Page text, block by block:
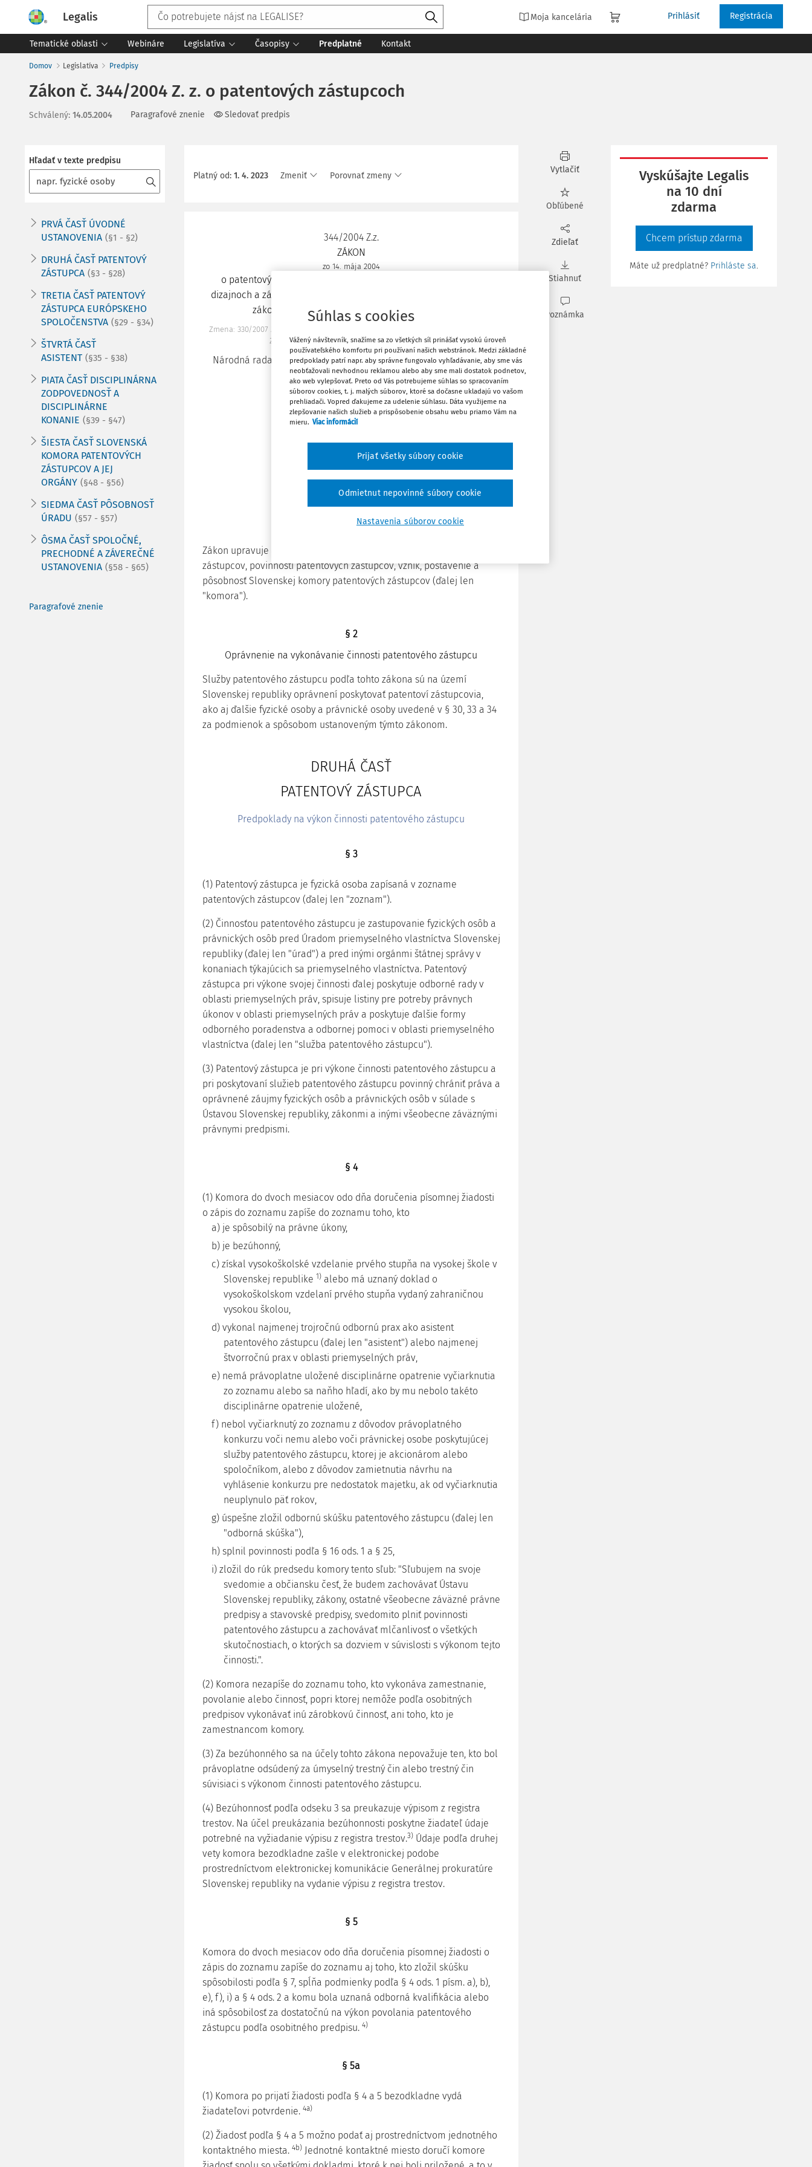
Legalis Moja kancelária Prihlásiť Registrácia
Tematické oblasti Webináre Legislatíva Časopisy Predplatné Kontakt
Domov Legislatíva Predpisy
Zákon č. 344/2004 Z. z. o patentových zástupcoch
Schválený: 14.05.2004 Paragrafové znenie Sledovať predpis
Hľadať v texte predpisu
PRVÁ ČASŤ ÚVODNÉ
USTANOVENIA (§1 - §2)
DRUHÁ ČASŤ PATENTOVÝ
ZÁSTUPCA (§3 - §28)
TRETIA ČASŤ PATENTOVÝ
ZÁSTUPCA EURÓPSKEHO
SPOLOČENSTVA (§29 - §34)
ŠTVRTÁ ČASŤ
ASISTENT (§35 - §38)
PIATA ČASŤ DISCIPLINÁRNA
ZODPOVEDNOSŤ A
DISCIPLINÁRNE
KONANIE (§39 - §47)
ŠIESTA ČASŤ SLOVENSKÁ
KOMORA PATENTOVÝCH
ZÁSTUPCOV A JEJ
ORGÁNY (§48 - §56)
SIEDMA ČASŤ PÔSOBNOSŤ
ÚRADU (§57 - §57)
ÔSMA ČASŤ SPOLOČNÉ,
PRECHODNÉ A ZÁVEREČNÉ
USTANOVENIA (§58 - §65)
Paragrafové znenie
Platný od: 1. 4. 2023 Zmeniť Porovnať zmeny
344/2004 Z.z.
ZÁKON
zo 14. mája 2004
o patentových zástupcoch, o zmene zákona č. 444/2002 Z.z. o
dizajnoch a zákona č. 55/1997 Z.z. o ochranných známkach v znení
zákona č. 577/2001 Z.z. a zákona č. 14/2004 Z.z.
Zmena: 330/2007 Z.z.
Z.z.
Zmena: 177/2018 Z.z. Zmena: 55/2023 Z.z.
Národná rada Slovenskej republiky sa uzniesla na tomto zákone:
Čl.I
PRVÁ ČASŤ
ÚVODNÉ USTANOVENIA
§ 1
Predmet úpravy
Zákon upravuje predpoklady a spôsob výkonu činnosti patentových
zástupcov, povinnosti patentových zástupcov, vznik, postavenie a
pôsobnosť Slovenskej komory patentových zástupcov (ďalej len
"komora").
§ 2
Oprávnenie na vykonávanie činnosti patentového zástupcu
Služby patentového zástupcu podľa tohto zákona sú na území
Slovenskej republiky oprávnení poskytovať patentoví zástupcovia,
ako aj ďalšie fyzické osoby a právnické osoby uvedené v § 30, 33 a 34
za podmienok a spôsobom ustanoveným týmto zákonom.
DRUHÁ ČASŤ
PATENTOVÝ ZÁSTUPCA
Predpoklady na výkon činnosti patentového zástupcu
§ 3
(1) Patentový zástupca je fyzická osoba zapísaná v zozname
patentových zástupcov (ďalej len "zoznam").
(2) Činnosťou patentového zástupcu je zastupovanie fyzických osôb a
právnických osôb pred Úradom priemyselného vlastníctva Slovenskej
republiky (ďalej len "úrad") a pred inými orgánmi štátnej správy v
konaniach týkajúcich sa priemyselného vlastníctva. Patentový
zástupca pri výkone svojej činnosti ďalej poskytuje odborné rady v
oblasti priemyselných práv, spisuje listiny pre potreby právnych
úkonov v oblasti priemyselných práv a poskytuje ďalšie formy
odborného poradenstva a odbornej pomoci v oblasti priemyselného
vlastníctva (ďalej len "služba patentového zástupcu").
(3) Patentový zástupca je pri výkone činnosti patentového zástupcu a
pri poskytovaní služieb patentového zástupcu povinný chrániť práva a
oprávnené záujmy fyzických osôb a právnických osôb v súlade s
Ústavou Slovenskej republiky, zákonmi a inými všeobecne záväznými
právnymi predpismi.
§ 4
(1) Komora do dvoch mesiacov odo dňa doručenia písomnej žiadosti
o zápis do zoznamu zapíše do zoznamu toho, kto
a) je spôsobilý na právne úkony,
b) je bezúhonný,
c) získal vysokoškolské vzdelanie prvého stupňa na vysokej škole v
Slovenskej republike 1)alebo má uznaný doklad o
vysokoškolskom vzdelaní prvého stupňa vydaný zahraničnou
vysokou školou,
d) vykonal najmenej trojročnú odbornú prax ako asistent
patentového zástupcu (ďalej len "asistent") alebo najmenej
štvorročnú prax v oblasti priemyselných práv,
e) nemá právoplatne uložené disciplinárne opatrenie vyčiarknutia
zo zoznamu alebo sa naňho hľadí, ako by mu nebolo takéto
disciplinárne opatrenie uložené,
f) nebol vyčiarknutý zo zoznamu z dôvodov právoplatného
konkurzu voči nemu alebo voči právnickej osobe poskytujúcej
služby patentového zástupcu, ktorej je akcionárom alebo
spoločníkom, alebo z dôvodov zamietnutia návrhu na
vyhlásenie konkurzu pre nedostatok majetku, ak od vyčiarknutia
neuplynulo päť rokov,
g) úspešne zložil odbornú skúšku patentového zástupcu (ďalej len
"odborná skúška"),
h) splnil povinnosti podľa § 16 ods. 1 a § 25,
i) zložil do rúk predsedu komory tento sľub: "Sľubujem na svoje
svedomie a občiansku česť, že budem zachovávať Ústavu
Slovenskej republiky, zákony, ostatné všeobecne záväzné právne
predpisy a stavovské predpisy, svedomito plniť povinnosti
patentového zástupcu a zachovávať mlčanlivosť o všetkých
skutočnostiach, o ktorých sa dozviem v súvislosti s výkonom tejto
činnosti.".
(2) Komora nezapíše do zoznamu toho, kto vykonáva zamestnanie,
povolanie alebo činnosť, popri ktorej nemôže podľa osobitných
predpisov vykonávať inú zárobkovú činnosť, ani toho, kto je
zamestnancom komory.
(3) Za bezúhonného sa na účely tohto zákona nepovažuje ten, kto bol
právoplatne odsúdený za úmyselný trestný čin alebo trestný čin
súvisiaci s výkonom činnosti patentového zástupcu.
(4) Bezúhonnosť podľa odseku 3 sa preukazuje výpisom z registra
trestov. Na účel preukázania bezúhonnosti poskytne žiadateľ údaje
potrebné na vyžiadanie výpisu z registra trestov.3)Údaje podľa druhej
vety komora bezodkladne zašle v elektronickej podobe
prostredníctvom elektronickej komunikácie Generálnej prokuratúre
Slovenskej republiky na vydanie výpisu z registra trestov.
§ 5
Komora do dvoch mesiacov odo dňa doručenia písomnej žiadosti o
zápis do zoznamu zapíše do zoznamu aj toho, kto zložil skúšku
spôsobilosti podľa § 7, spĺňa podmienky podľa § 4 ods. 1 písm. a), b),
e), f), i) a § 4 ods. 2 a komu bola uznaná odborná kvalifikácia alebo
iná spôsobilosť za dostatočnú na výkon povolania patentového
zástupcu podľa osobitného predpisu. 4)
§ 5a
(1) Komora po prijatí žiadosti podľa § 4 a 5 bezodkladne vydá
žiadateľovi potvrdenie. 4a)
(2) Žiadosť podľa § 4 a 5 možno podať aj prostredníctvom jednotného
kontaktného miesta. 4b)Jednotné kontaktné miesto doručí komore
Vytlačiť
Obľúbené
Zdieľať
Stiahnuť
Poznámka
Vyskúšajte Legalis
na 10 dní
zdarma
Chcem prístup zdarma
Máte už predplatné? Prihláste sa.
Súhlas s cookies
Vážený návštevník, snažíme sa zo všetkých síl prinášať vysokú úroveň
používateľského komfortu pri používaní našich webstránok. Medzi základné
predpoklady patrí napr. aby správne fungovalo vyhľadávanie, aby sme vás
neobťažovali nevhodnou reklamou alebo aby sme mali dostatok podnetov,
ako web vylepšovať. Preto od Vás potrebujeme súhlas so spracovaním
súborov cookies, t. j. malých súborov, ktoré sa dočasne ukladajú vo vašom
prehliadači. Vopred ďakujeme za udelenie súhlasu. Dáta využijeme na
zlepšovanie našich služieb a prispôsobenie obsahu webu priamo Vám na
mieru. Viac informácií
Nastavenia súborov cookie
Odmietnut nepovinné súbory cookie
Prijať všetky súbory cookie